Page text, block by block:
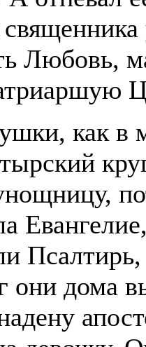
Любовь,
как в
они дома